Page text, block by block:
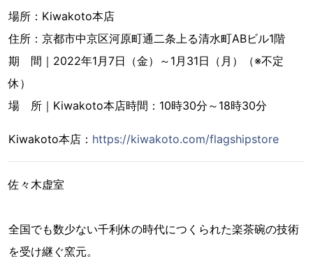
場所：Kiwakoto本店
住所：京都市中京区河原町通二条上る清水町ABビル1階
期 間｜2022年1月7日（金）～1月31日（月）（※不定
休）
場 所｜Kiwakoto本店時間：10時30分～18時30分
Kiwakoto本店： https://kiwakoto.com/flagshipstore
佐々木虚室
全国でも数少ない千利休の時代につくられた楽茶碗の技術
を受け継ぐ窯元。